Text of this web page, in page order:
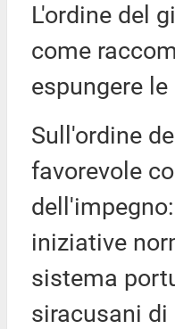
L'ordine del
come
espungere
Sull'ordine
favorevole
iniziative
sistema
siracusani di